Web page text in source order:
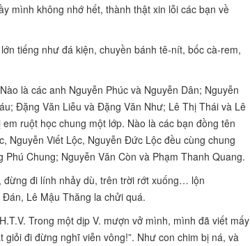
mình không nhớ hết, thành thật xin lỗi các bạn về
tiếng như đá kiện, chuyền bánh tê-nít, bốc cà-rem,
là các anh Nguyễn Phúc và Nguyễn Dân; Nguyễn
Đặng Văn Liễu và Đặng Văn Như; Lê Thị Thái và Lê
ruột học chung một lớp. Nào là các bạn đồng tên
Nguyễn Viết Lộc, Nguyễn Đức Lộc đều cùng chung
Chung; Nguyễn Văn Còn và Phạm Thanh Quang.
đừng đi lính nhảy dù, trên trời rớt xuống… lộn
Lê Mậu Thăng la chửi quá.
Trong một dịp V. mượn vở mình, mình đã viết mấy
đi đừng nghĩ viễn vông!”. Như con chim bị ná, và